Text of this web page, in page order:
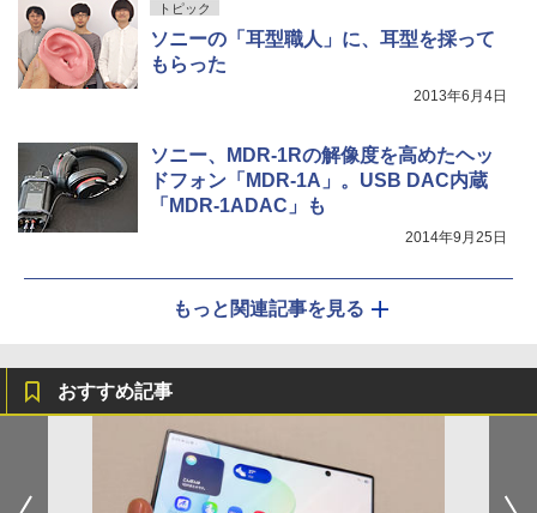
トピック
ソニーの「耳型職人」に、耳型を採って
もらった
2013年6月4日
ソニー、MDR-1Rの解像度を高めたヘッ
ドフォン「MDR-1A」。USB DAC内蔵
「MDR-1ADAC」も
2014年9月25日
もっと関連記事を見る
おすすめ記事